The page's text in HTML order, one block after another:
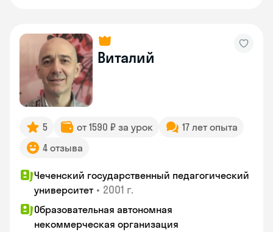
Виталий
5 от 1590 ₽ за урок
17 лет опыта
4 отзыва
Чеченский государственный педагогический
университет • 2001 г.
Образовательная автономная
некоммерческая организация